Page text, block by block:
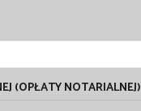
(OPŁATY NOTARIALNEJ)